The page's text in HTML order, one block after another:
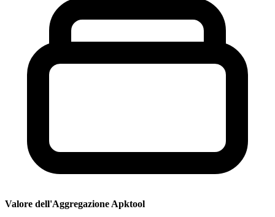
Valore dell'Aggregazione Apktool